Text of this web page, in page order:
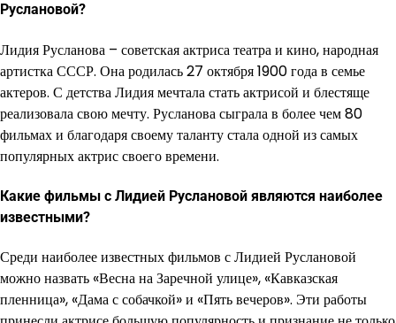
Руслановой?
Лидия Русланова – советская актриса театра и кино, народная
артистка СССР. Она родилась 27 октября 1900 года в семье
актеров. С детства Лидия мечтала стать актрисой и блестяще
реализовала свою мечту. Русланова сыграла в более чем 80
фильмах и благодаря своему таланту стала одной из самых
популярных актрис своего времени.
Какие фильмы с Лидией Руслановой являются наиболее
известными?
Среди наиболее известных фильмов с Лидией Руслановой
можно назвать «Весна на Заречной улице», «Кавказская
пленница», «Дама с собачкой» и «Пять вечеров». Эти работы